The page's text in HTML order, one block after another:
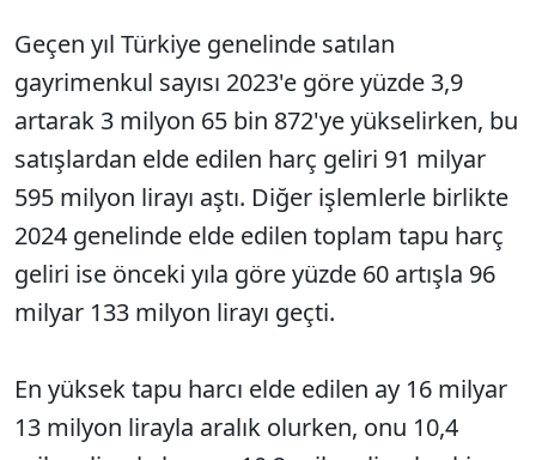
Geçen yıl Türkiye genelinde satılan
gayrimenkul sayısı 2023'e göre yüzde 3,9
artarak 3 milyon 65 bin 872'ye yükselirken, bu
satışlardan elde edilen harç geliri 91 milyar
595 milyon lirayı aştı. Diğer işlemlerle birlikte
2024 genelinde elde edilen toplam tapu harç
geliri ise önceki yıla göre yüzde 60 artışla 96
milyar 133 milyon lirayı geçti.
En yüksek tapu harcı elde edilen ay 16 milyar
13 milyon lirayla aralık olurken, onu 10,4